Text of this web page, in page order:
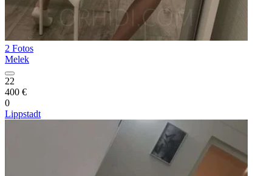
2 Fotos
Melek
22
400 €
0
Lippstadt